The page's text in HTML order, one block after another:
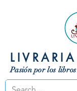
LIVRARIA
Pasión por los libros